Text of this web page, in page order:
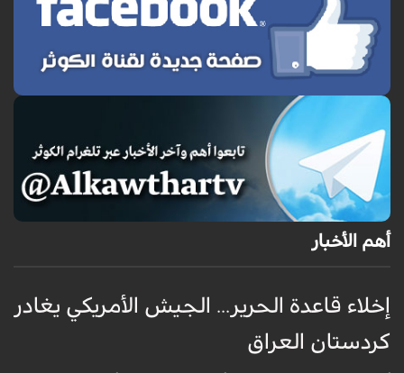
أهم الأخبار
إخلاء قاعدة الحرير... الجيش الأمريكي يغادر
كردستان العراق